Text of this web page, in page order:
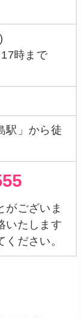
時まで
駅」から徒
がございま
いたします
ださい。